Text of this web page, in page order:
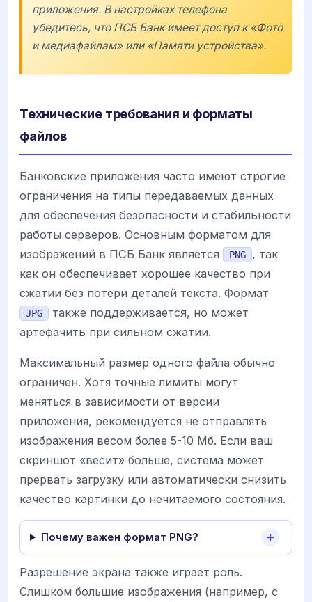
приложения. В настройках телефона
убедитесь, что ПСБ Банк имеет доступ к «Фото
и медиафайлам» или «Памяти устройства».
Технические требования и форматы
файлов
Банковские приложения часто имеют строгие
ограничения на типы передаваемых данных
для обеспечения безопасности и стабильности
работы серверов. Основным форматом для
изображений в ПСБ Банк является
PNG
, так
как он обеспечивает хорошее качество при
сжатии без потери деталей текста. Формат
JPG
также поддерживается, но может
артефачить при сильном сжатии.
Максимальный размер одного файла обычно
ограничен. Хотя точные лимиты могут
меняться в зависимости от версии
приложения, рекомендуется не отправлять
изображения весом более 5-10 Мб. Если ваш
скриншот «весит» больше, система может
прервать загрузку или автоматически снизить
качество картинки до нечитаемого состояния.
Почему важен формат PNG?
Разрешение экрана также играет роль.
Слишком большие изображения (например, с